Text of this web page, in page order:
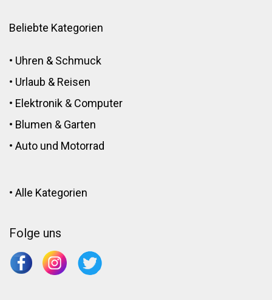
Beliebte Kategorien
• Uhren & Schmuck
• Urlaub & Reisen
• Elektronik & Computer
• Blumen & Garten
• Auto und Motorrad
• Alle Kategorien
Folge uns